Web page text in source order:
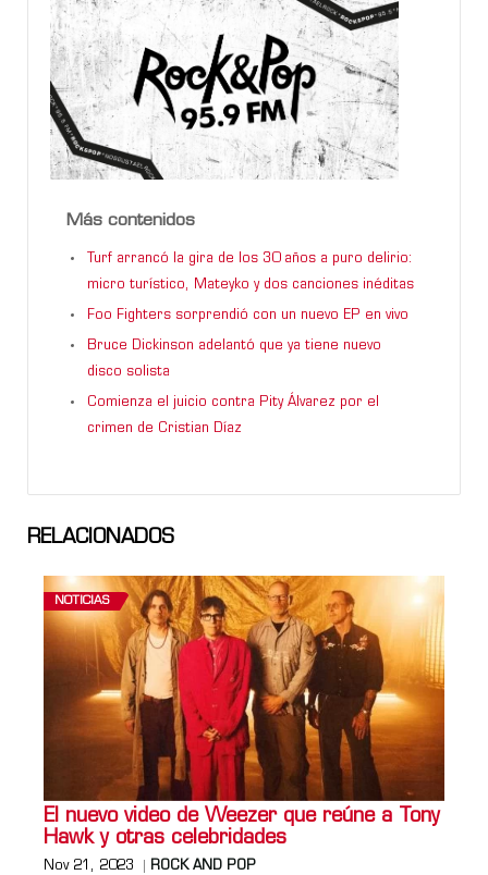
Más contenidos
Turf arrancó la gira de los 30 años a puro delirio:
micro turístico, Mateyko y dos canciones inéditas
Foo Fighters sorprendió con un nuevo EP en vivo
Bruce Dickinson adelantó que ya tiene nuevo
disco solista
Comienza el juicio contra Pity Álvarez por el
crimen de Cristian Díaz
RELACIONADOS
NOTICIAS
El nuevo video de Weezer que reúne a Tony
Hawk y otras celebridades
Nov 21, 2023 ROCK AND POP